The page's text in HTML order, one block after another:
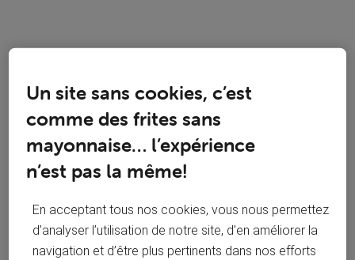
Oldest First
Selected
Oldest
Firstroylion15 il y a 3 ans
Un site sans cookies, c’est
comme des frites sans
mayonnaise… l’expérience
n’est pas la même!
En acceptant tous nos cookies, vous nous permettez
d’analyser l’utilisation de notre site, d’en améliorer la
navigation et d’être plus pertinents dans nos efforts